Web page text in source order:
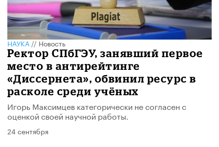
НАУКА//Новость
Ректор СПбГЭУ, занявший первое
место в антирейтинге
«Диссернета», обвинил ресурс в
расколе среди учёных
Игорь Максимцев категорически не согласен с
оценкой своей научной работы.
24 сентября